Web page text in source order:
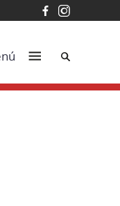
Cerca